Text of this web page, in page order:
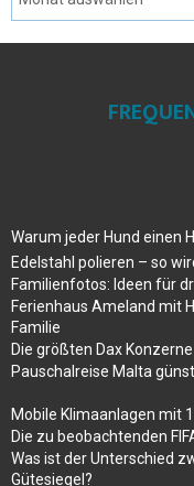
Warum jeder Hund einen
Edelstahl polieren – so
Familienfotos: Ideen für
Ferienhaus Ameland mit
Familie
Die größten Dax
Pauschalreise Malta
Mobile Klimaanlagen mit
Die zu beobachtenden
Was ist der Unterschied
Gütesiegel?